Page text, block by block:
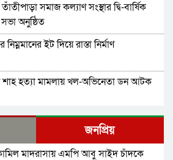
সমাজ কল্যাণ সংস্থার দ্বি-বার্ষিক
অনুষ্ঠিত
ইট দিয়ে রাস্তা নির্মাণ
শাহ হত্যা মামলায় খল-অভিনেতা ডন আটক
এনসিপির আহ্বায়ক কমিটি অনুমোদন:
পলাশ, সদস্য সচিব সরদার
গড়ার প্রত্যয়ে সিলেটে বাবৌযুপ’র
জনপ্রিয়
মাদরাসায় এমপি আবু সাইদ চাঁদকে